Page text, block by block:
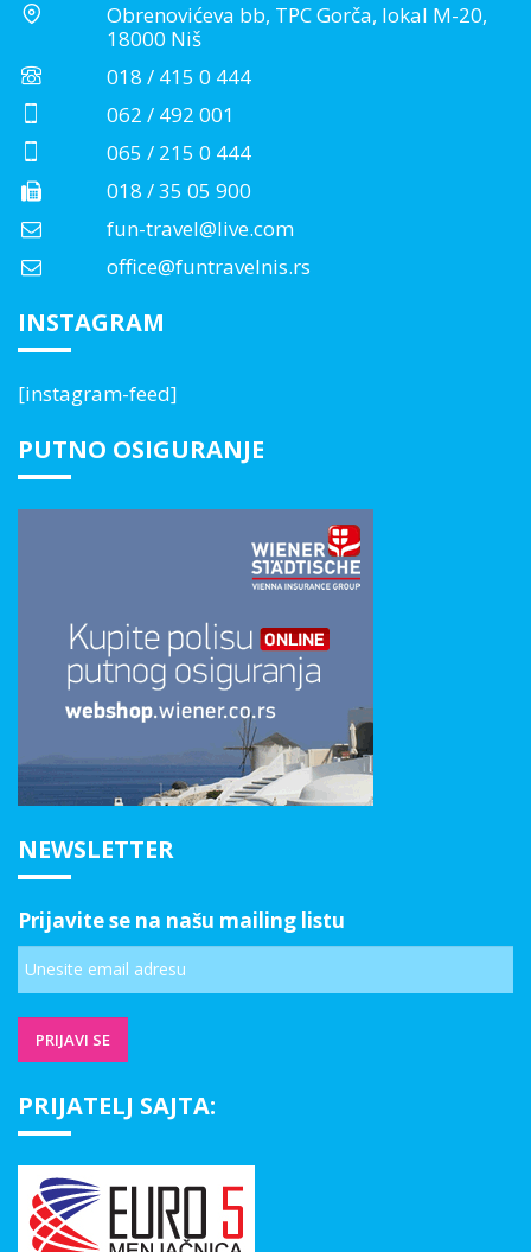
Obrenovićeva bb, TPC Gorča, lokal M-20,
18000 Niš
018 / 415 0 444
062 / 492 001
065 / 215 0 444
018 / 35 05 900
fun-travel@live.com
office@funtravelnis.rs
INSTAGRAM
[instagram-feed]
PUTNO OSIGURANJE
NEWSLETTER
Prijavite se na našu mailing listu
PRIJATELJ SAJTA: